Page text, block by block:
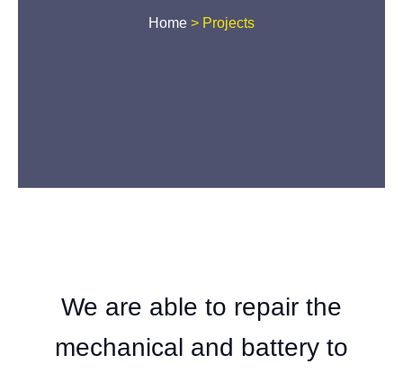
Home > Projects
We are able to repair the
mechanical and battery to